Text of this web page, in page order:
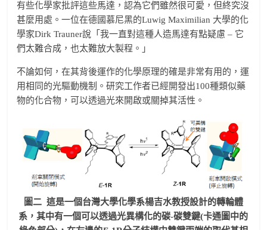
有些化學家批評這些馬達，認為它們雖然很可愛，但終究沒
甚麼用處。一位在德國慕尼黑的Luwig Maximilian 大學的化
學家Dirk Trauner說「我一直對這種人造馬達有點疑慮 – 它
們太難合成，也太難放大製程。」
不論如何，在其背後運作的化學原理的確是非常有用的，運
用相同的光驅動機制。研究工作者已經開發出100種類似藥
物的化合物，可以透過光來開啟或關掉其活性。
圖二 這是一個台灣大學化學系楊吉水教授設計的轉輪體
系，其中有一個可以透過光異構化的碳-碳雙鍵(卡通圖中的